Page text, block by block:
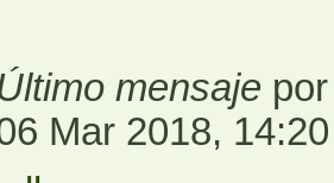
mensaje
Mar 2018, 14:20